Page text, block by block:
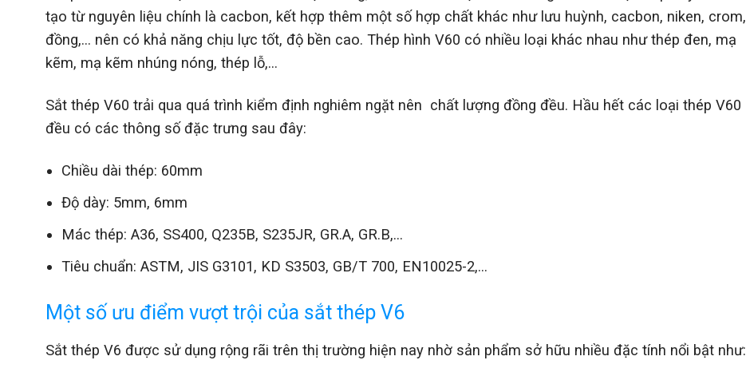
tạo từ nguyên liệu chính là cacbon, kết hợp thêm một số hợp chất khác như lưu huỳnh, cacbon, niken, crom,
đồng,… nên có khả năng chịu lực tốt, độ bền cao. Thép hình V60 có nhiều loại khác nhau như thép đen, mạ
kẽm, mạ kẽm nhúng nóng, thép lỗ,...
Sắt thép V60 trải qua quá trình kiểm định nghiêm ngặt nên chất lượng đồng đều. Hầu hết các loại thép V60
đều có các thông số đặc trưng sau đây:
Chiều dài thép: 60mm
Độ dày: 5mm, 6mm
Mác thép: A36, SS400, Q235B, S235JR, GR.A, GR.B,…
Tiêu chuẩn: ASTM, JIS G3101, KD S3503, GB/T 700, EN10025-2,…
Một số ưu điểm vượt trội của sắt thép V6
Sắt thép V6 được sử dụng rộng rãi trên thị trường hiện nay nhờ sản phẩm sở hữu nhiều đặc tính nổi bật như: